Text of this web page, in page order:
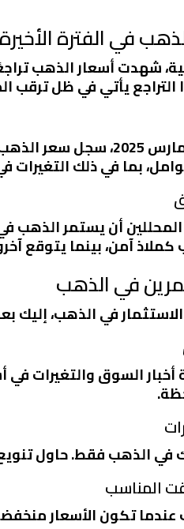
في الفترة الأخيرة
يأتي في ظل ترقب
بما في ذلك
أن يستمر الذهب
آمن، بينما يتوقع
في الذهب
في الذهب، إليك
السوق والتغيرات
في الذهب فقط. حاول
تكون الأسعار